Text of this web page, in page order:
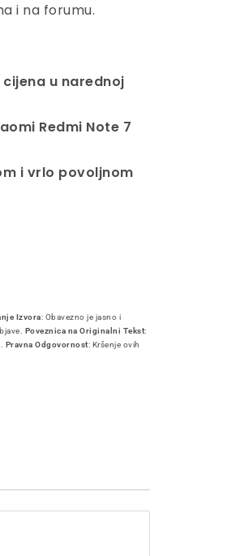
i na forumu.
u narednoj
Redmi Note 7
i vrlo povoljnom
Izvora: Obavezno je jasno i
Poveznica na Originalni Tekst:
Pravna Odgovornost: Kršenje ovih